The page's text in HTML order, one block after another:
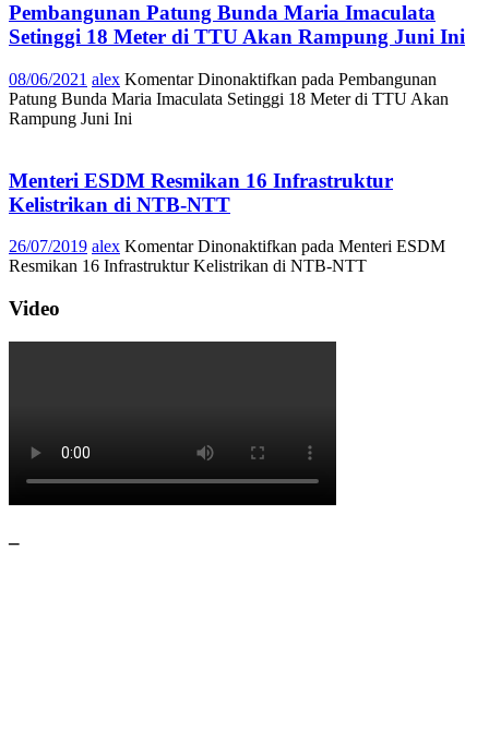
Pembangunan Patung Bunda Maria Imaculata
Setinggi 18 Meter di TTU Akan Rampung Juni Ini
08/06/2021 alex Komentar Dinonaktifkan pada Pembangunan
Patung Bunda Maria Imaculata Setinggi 18 Meter di TTU Akan
Rampung Juni Ini
Menteri ESDM Resmikan 16 Infrastruktur
Kelistrikan di NTB-NTT
26/07/2019 alex Komentar Dinonaktifkan pada Menteri ESDM
Resmikan 16 Infrastruktur Kelistrikan di NTB-NTT
Video
–